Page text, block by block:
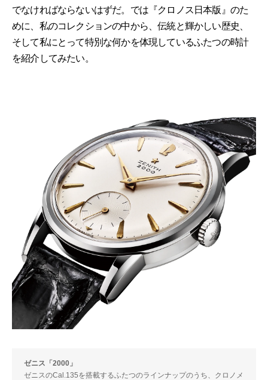
でなければならないはずだ。では『クロノス日本版』のた
めに、私のコレクションの中から、伝統と輝かしい歴史、
そして私にとって特別な何かを体現しているふたつの時計
を紹介してみたい。
ゼニス「2000」
ゼニスのCal.135を搭載するふたつのラインナップのうち、クロノメ